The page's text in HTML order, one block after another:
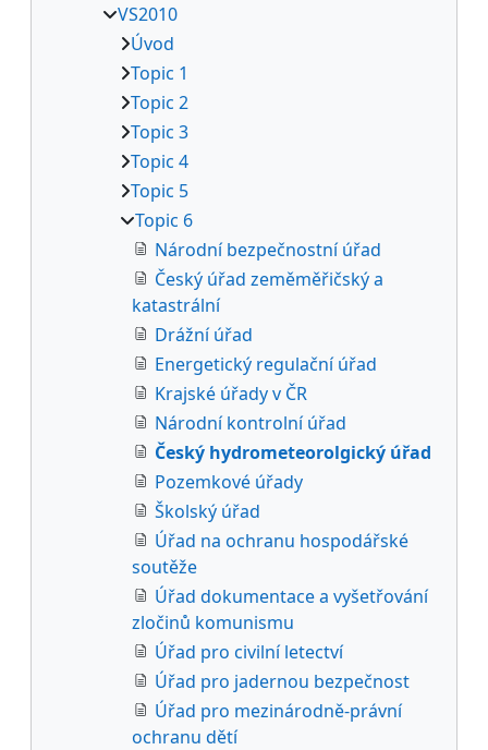
VS2010
Úvod
Topic 1
Topic 2
Topic 3
Topic 4
Topic 5
Topic 6
Národní bezpečnostní úřad
Český úřad zeměměřičský a
katastrální
Drážní úřad
Energetický regulační úřad
Krajské úřady v ČR
Národní kontrolní úřad
Český hydrometeorolgický úřad
Pozemkové úřady
Školský úřad
Úřad na ochranu hospodářské
soutěže
Úřad dokumentace a vyšetřování
zločinů komunismu
Úřad pro civilní letectví
Úřad pro jadernou bezpečnost
Úřad pro mezinárodně-právní
ochranu dětí